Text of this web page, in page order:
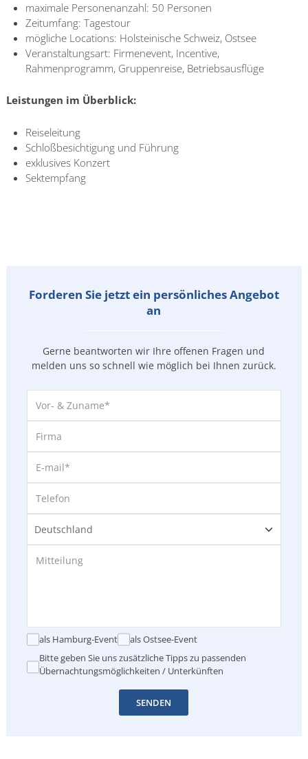
maximale Personenanzahl: 50 Personen
Zeitumfang: Tagestour
mögliche Locations: Holsteinische Schweiz, Ostsee
Veranstaltungsart: Firmenevent, Incentive,
Rahmenprogramm, Gruppenreise, Betriebsausflüge
Leistungen im Überblick:
Reiseleitung
Schloßbesichtigung und Führung
exklusives Konzert
Sektempfang
Forderen Sie jetzt ein persönliches Angebot
an
Gerne beantworten wir Ihre offenen Fragen und
melden uns so schnell wie möglich bei Ihnen zurück.
als Hamburg-Event
als Ostsee-Event
Bitte geben Sie uns zusätzliche Tipps zu passenden
Übernachtungsmöglichkeiten / Unterkünften
SENDEN